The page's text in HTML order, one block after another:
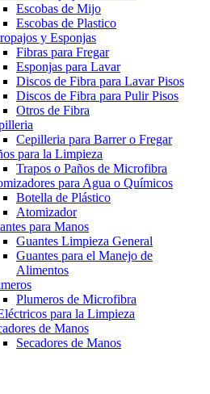
Escobas de Mijo
Escobas de Plastico
y Esponjas
Fibras para Fregar
Esponjas para Lavar
Discos de Fibra para Lavar Pisos
Discos de Fibra para Pulir Pisos
Otros de Fibra
Cepilleria para Barrer o Fregar
para la Limpieza
Trapos o Paños de Microfibra
para Agua o Químicos
Botella de Plástico
Atomizador
para Manos
Guantes Limpieza General
Guantes para el Manejo de
Alimentos
Plumeros de Microfibra
para la Limpieza
de Manos
Secadores de Manos